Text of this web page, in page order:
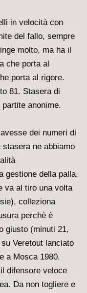
in velocità con
del fallo, sempre
molto, ma ha il
che porta al
porta al rigore.
81. Stasera di
anonime.
dei numeri di
stasera ne abbiamo
gestione della palla,
va al tiro una volta
colleziona
perchè è
giusto (minuti 21,
Veretout lanciato
a Mosca 1980.
difensore veloce
Da non togliere e